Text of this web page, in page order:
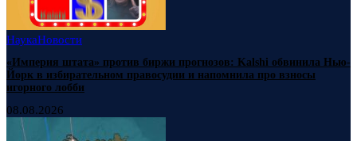
НаукаНовости
«Империя штата» против биржи прогнозов: Kalshi обвинила Нью-
Йорк в избирательном правосудии и напомнила про взносы
игорного лобби
08.08.2026